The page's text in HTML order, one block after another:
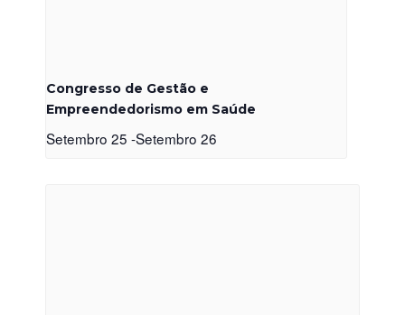
Congresso de Gestão e
Empreendedorismo em Saúde
Setembro 25 -Setembro 26